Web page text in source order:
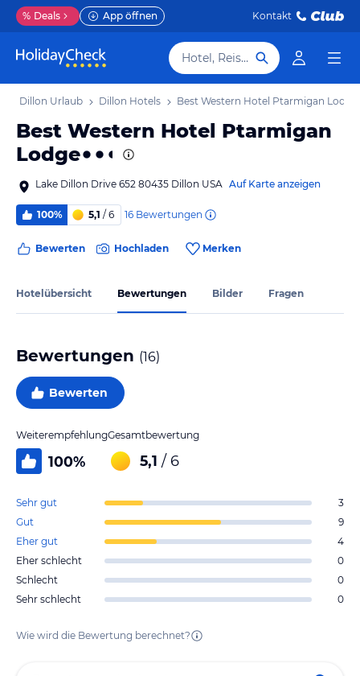
% Deals App öffnen Kontakt
Hotel, Reiseziel
Dillon Urlaub Dillon Hotels Best Western Hotel Ptarmigan Lodge
Best Western Hotel Ptarmigan
Lodge
Lake Dillon Drive 652 80435 Dillon USA Auf Karte anzeigen
100% 5,1 / 6 16 Bewertungen
Bewerten Hochladen Merken
Hotelübersicht Bewertungen Bilder Fragen
Bewertungen (16)
Bewerten
Weiterempfehlung
100%
Gesamtbewertung
5,1 / 6
Sehr gut
3
Gut
9
Eher gut
4
Eher schlecht
0
Schlecht
0
Sehr schlecht
0
Wie wird die Bewertung berechnet?